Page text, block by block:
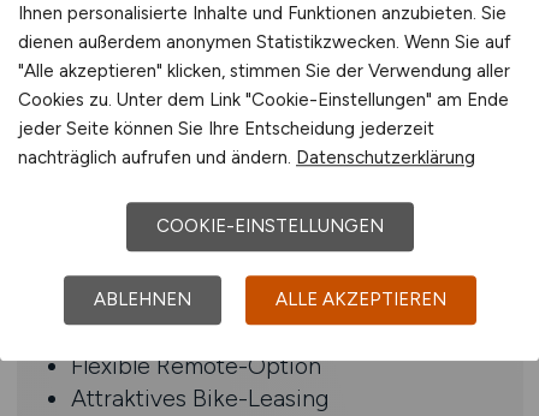
SAP-Projekten, idealerweise mit
Schwerpunkt S/4HANA
Tiefes Verständnis der Module SAP
FI/CO
Sehr gute Deutsch- und
Benefits
38,5-Std-Woche
30 Tage Urlaub
Flexible Remote-Option
Attraktives Bike-Leasing
Ihnen personalisierte Inhalte und Funktionen anzubieten. Sie
dienen außerdem anonymen Statistikzwecken. Wenn Sie auf
"Alle akzeptieren" klicken, stimmen Sie der Verwendung aller
Cookies zu. Unter dem Link "Cookie-Einstellungen" am Ende
jeder Seite können Sie Ihre Entscheidung jederzeit
nachträglich aufrufen und ändern. Datenschutzerklärung
COOKIE-EINSTELLUNGEN
ABLEHNEN ALLE AKZEPTIEREN